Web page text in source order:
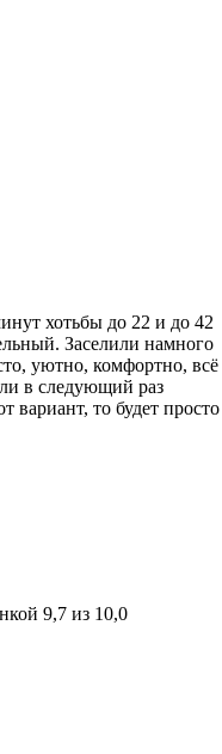
хотьбы до 22 и до 42
Заселили намного
уютно, комфортно, всё
в следующий раз
вариант, то будет просто
9,7 из 10,0